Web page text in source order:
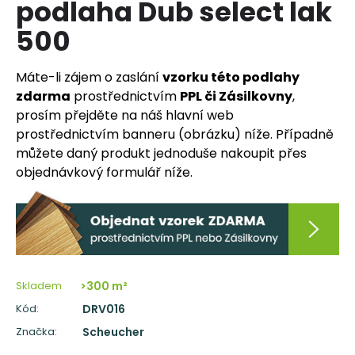
podlaha Dub select lak
500
Máte-li zájem o zaslánívzorku této podlahy
zdarma prostřednictvím PPL či Zásilkovny,
prosím přejděte na náš hlavní web
prostřednictvím banneru (obrázku) níže. Případně
můžete daný produkt jednoduše nakoupit přes
objednávkový formulář níže.
Skladem >300 m²
Kód: DRV016
Značka: Scheucher
a
j
t
?
D
p
o
r
u